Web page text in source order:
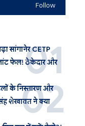
Follow
सांगानेर CETP
फेल! ठेकेदार और
के निस्तारण और
शेखावत ने क्या